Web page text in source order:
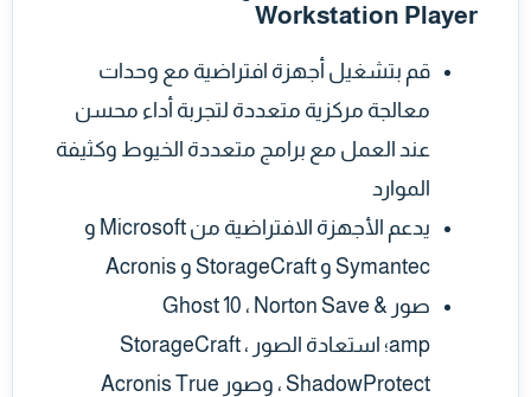
Workstation Player
قم بتشغيل أجهزة افتراضية مع وحدات
معالجة مركزية متعددة لتجربة أداء محسن
عند العمل مع برامج متعددة الخيوط وكثيفة
الموارد
يدعم الأجهزة الافتراضية من Microsoft و
Symantec و StorageCraft و Acronis
صور Ghost 10 ، Norton Save &
amp؛ استعادة الصور ، StorageCraft
ShadowProtect ، وصور Acronis True